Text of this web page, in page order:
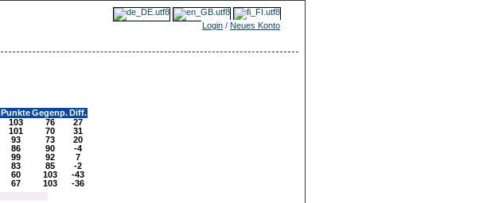
Login / Neues Konto
PunkteGegenp.Diff.
103 76
27
101 70
31
93 73
20
86 90
-4
99 92
7
83 85
-2
60 103
-43
67 103
-36